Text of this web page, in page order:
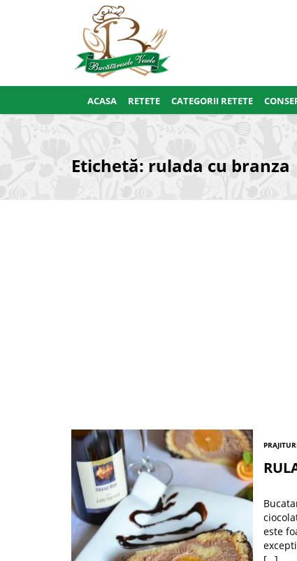
ACASA RETETE CATEGORII RETETE
Etichetă: rulada cu branza
este